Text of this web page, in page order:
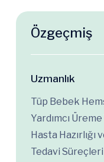
Özgeçmiş
Uzmanlık
Tüp Bebek
Yardımcı
Hasta Hazırlığı
Tedavi